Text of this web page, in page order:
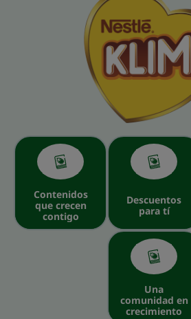
Contenidos
que crecen
contigo
Descuentos
para tí
Una
comunidad en
crecimiento